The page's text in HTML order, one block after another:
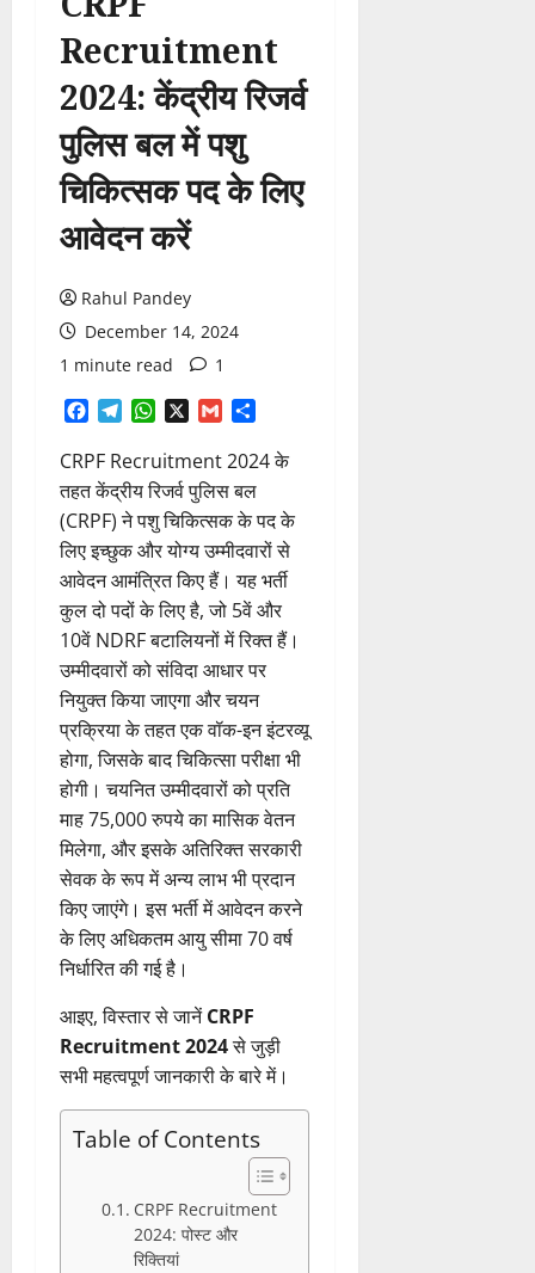
Recruitment
2024: केंद्रीय रिजर्व
पुलिस बल में पशु
चिकित्सक पद के लिए
आवेदन करें
Rahul Pandey
December 14, 2024
1 minute read
1
Facebook
TelegramWhatsAppGmail
CRPF Recruitment 2024 के
तहत केंद्रीय रिजर्व पुलिस बल
(CRPF) ने पशु चिकित्सक के पद के
लिए इच्छुक और योग्य उम्मीदवारों से
आवेदन आमंत्रित किए हैं। यह भर्ती
कुल दो पदों के लिए है, जो 5वें और
10वें NDRF बटालियनों में रिक्त हैं।
उम्मीदवारों को संविदा आधार पर
नियुक्त किया जाएगा और चयन
प्रक्रिया के तहत एक वॉक-इन इंटरव्यू
होगा, जिसके बाद चिकित्सा परीक्षा भी
होगी। चयनित उम्मीदवारों को प्रति
माह 75,000 रुपये का मासिक वेतन
मिलेगा, और इसके अतिरिक्त सरकारी
सेवक के रूप में अन्य लाभ भी प्रदान
किए जाएंगे। इस भर्ती में आवेदन करने
के लिए अधिकतम आयु सीमा 70 वर्ष
निर्धारित की गई है।
आइए, विस्तार से जानेंCRPF
Recruitment 2024से जुड़ी
सभी महत्वपूर्ण जानकारी के बारे में।
Table of Contents
CRPF Recruitment
2024: पोस्ट और
रिक्तियां